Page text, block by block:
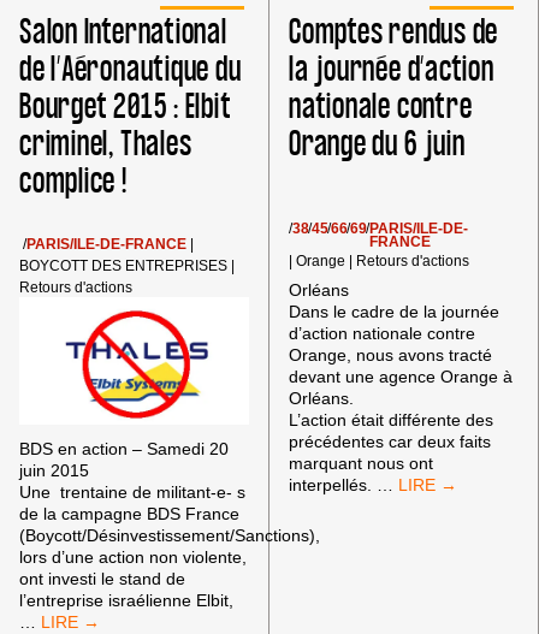
Salon International
de l’Aéronautique du
Bourget 2015 : Elbit
criminel, Thales
complice !
/PARIS/ILE-DE-FRANCE
BOYCOTT DES ENTREPRISES
Retours d'actions
BDS en action – Samedi 20
juin 2015
Une trentaine de militant-e- s
de la campagne BDS France
(Boycott/Désinvestissement/Sanctions),
lors d’une action non violente,
ont investi le stand de
l’entreprise israélienne Elbit,
… SALON
Comptes rendus de
la journée d’action
nationale contre
Orange du 6 juin
/38/45/66/69/PARIS/ILE-DE-
FRANCE
Orange Retours d'actions
Orléans
Dans le cadre de la journée
d’action nationale contre
Orange, nous avons tracté
devant une agence Orange à
Orléans.
L’action était différente des
précédentes car deux faits
marquant nous ont
interpellés. … COMPTES